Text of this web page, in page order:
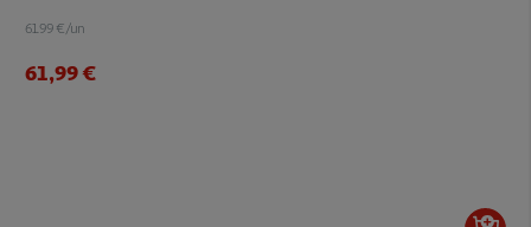
61.99 €/un
61,99 €